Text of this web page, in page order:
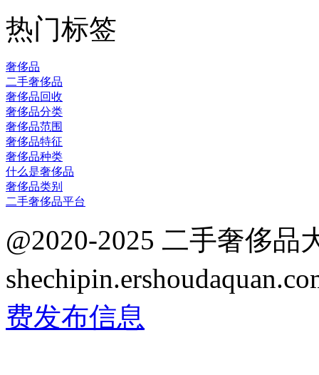
热门标签
奢侈品
二手奢侈品
奢侈品回收
奢侈品分类
奢侈品范围
奢侈品特征
奢侈品种类
什么是奢侈品
奢侈品类别
二手奢侈品平台
@2020-2025 二手奢侈品
费发布信息